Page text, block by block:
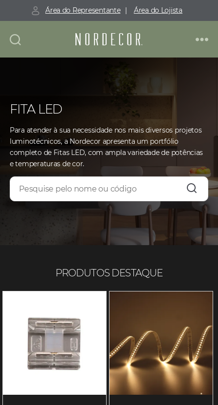
Área do Representante | Área do Lojista
Nordecor
FITA LED
Para atender à sua necessidade nos mais diversos projetos
luminotécnicos, a Nordecor apresenta um portfólio
completo de Fitas LED, com ampla variedade de potências
e temperaturas de cor.
PRODUTOS DESTAQUE